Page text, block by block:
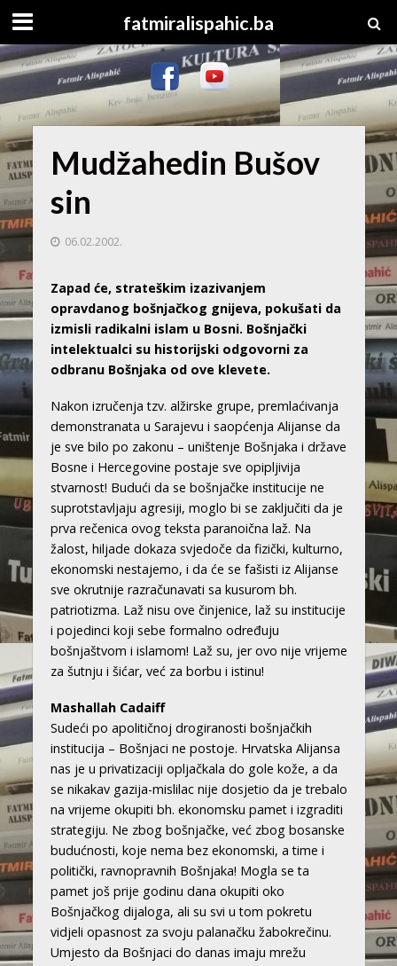
fatmiralispahic.ba
Mudžahedin Bušov
sin
06.02.2002.
Zapad će, strateškim izazivanjem
opravdanog bošnjačkog gnijeva, pokušati da
izmisli radikalni islam u Bosni. Bošnjački
intelektualci su historijski odgovorni za
odbranu Bošnjaka od ove klevete.
Nakon izručenja tzv. alžirske grupe, premlaćivanja
demonstranata u Sarajevu i saopćenja Alijanse da
je sve bilo po zakonu – uništenje Bošnjaka i države
Bosne i Hercegovine postaje sve opipljivija
stvarnost! Budući da se bošnjačke institucije ne
suprotstavljaju agresiji, moglo bi se zaključiti da je
prva rečenica ovog teksta paranoična laž. Na
žalost, hiljade dokaza svjedoče da fizički, kulturno,
ekonomski nestajemo, i da će se fašisti iz Alijanse
sve okrutnije razračunavati sa kusurom bh.
patriotizma. Laž nisu ove činjenice, laž su institucije
i pojedinci koji sebe formalno određuju
bošnjaštvom i islamom! Laž su, jer ovo nije vrijeme
za šutnju i šićar, već za borbu i istinu!
Mashallah Cadaiff
Sudeći po apolitičnoj drogiranosti bošnjačkih
institucija – Bošnjaci ne postoje. Hrvatska Alijansa
nas je u privatizaciji opljačkala do gole kože, a da
se nikakav gazija-mislilac nije dosjetio da je trebalo
na vrijeme okupiti bh. ekonomsku pamet i izgraditi
strategiju. Ne zbog bošnjačke, već zbog bosanske
budućnosti, koje nema bez ekonomski, a time i
politički, ravnopravnih Bošnjaka! Mogla se ta
pamet još prije godinu dana okupiti oko
Bošnjačkog dijaloga, ali su svi u tom pokretu
vidjeli opasnost za svoju palanačku žabokrečinu.
Umjesto da Bošnjaci do danas imaju mrežu